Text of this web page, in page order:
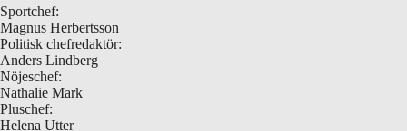
Sportchef:
Magnus Herbertsson
Politisk chefredaktör:
Anders Lindberg
Nöjeschef:
Nathalie Mark
Pluschef:
Helena Utter